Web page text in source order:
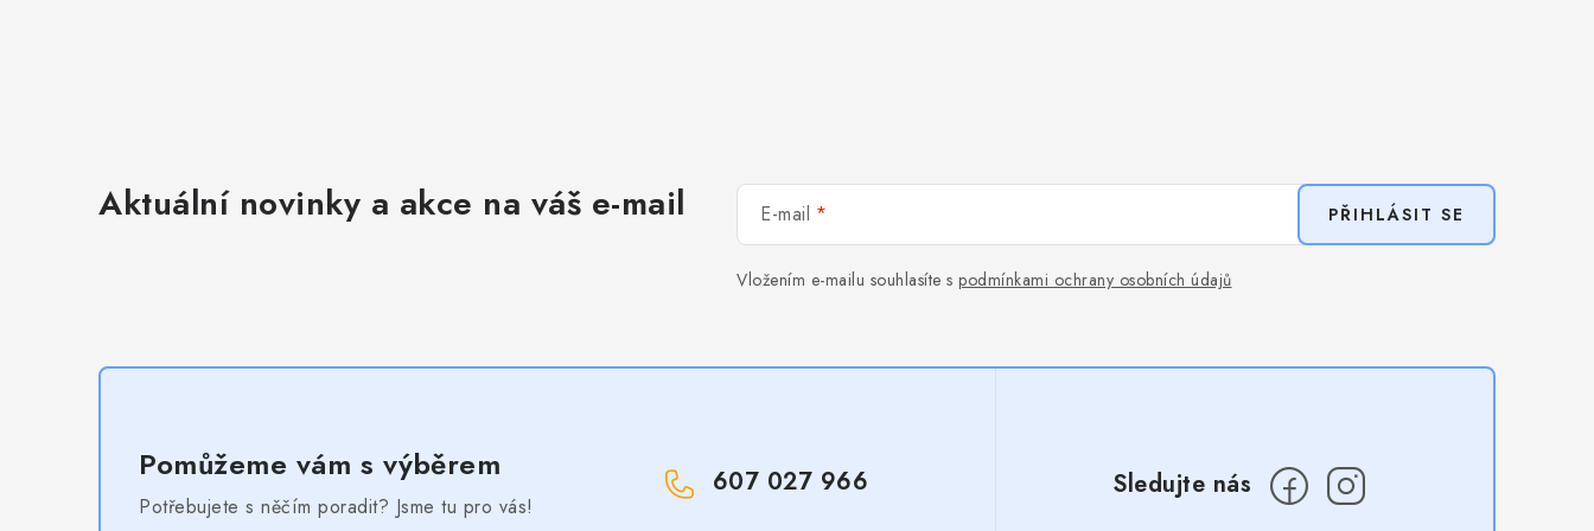
Aktuální novinky a akce na váš e-mail E-mail
Vložením e-mailu souhlasíte s podmínkami ochrany osobních údajů
PŘIHLÁSIT SE
Pomůžeme vám s výběrem
Potřebujete s něčím poradit? Jsme tu pro vás!
607 027 966